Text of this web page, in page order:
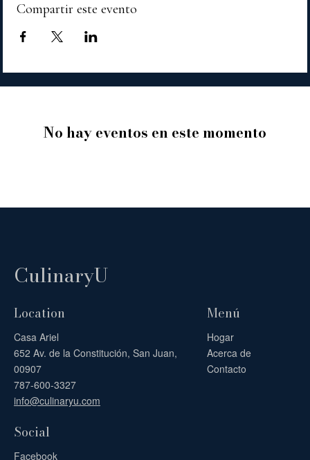
Compartir este evento
No hay eventos en este momento
CulinaryU
Casa Ariel
652 Av. de la Constitución, San Juan,
00907
787-600-3327
info@culinaryu.com
Location
Hogar
Acerca de
Contacto
Menú
Facebook
Social